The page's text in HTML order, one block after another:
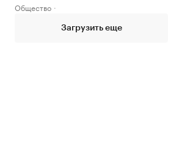
Общество
Загрузить еще